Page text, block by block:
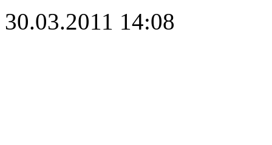
30.03.2011 14:08